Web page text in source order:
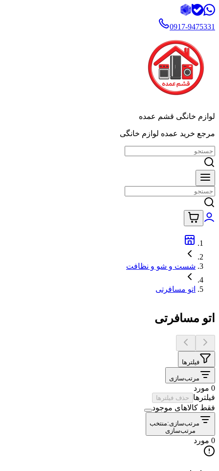
0917-9475331
لوازم خانگی قشم عمده
مرجع خرید عمده لوازم خانگی
شست و شو و نظافت
اتو مسافرتی
اتو مسافرتی
فیلترها
مرتب‌سازی
0 مورد
فیلترها
حذف فیلترها
فقط کالاهای موجود
مرتب‌سازی:منتخب
مرتب‌سازی
0 مورد